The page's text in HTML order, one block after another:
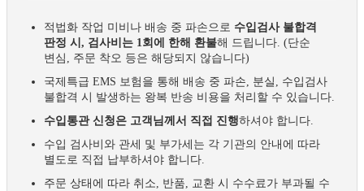
적법화 작업 미비나 배송 중 파손으로 수입검사 불합격
판정 시, 검사비는 1회에 한해 환불해 드립니다. (단순
변심, 주문 착오 등은 해당되지 않습니다)
국제특급 EMS 보험을 통해 배송 중 파손, 분실, 수입검사
불합격 시 발생하는 왕복 반송 비용을 처리할 수 있습니다.
수입통관 신청은 고객님께서 직접 진행하셔야 합니다.
수입 검사비와 관세 및 부가세는 각 기관의 안내에 따라
별도로 직접 납부하셔야 합니다.
주문 상태에 따라 취소, 반품, 교환 시 수수료가 부과될 수